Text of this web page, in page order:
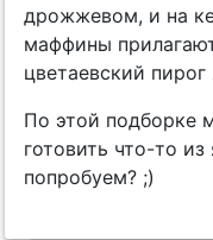
дрожжевом, и на
маффины
цветаевский
По этой подборке
готовить что-то
попробуем? ;)